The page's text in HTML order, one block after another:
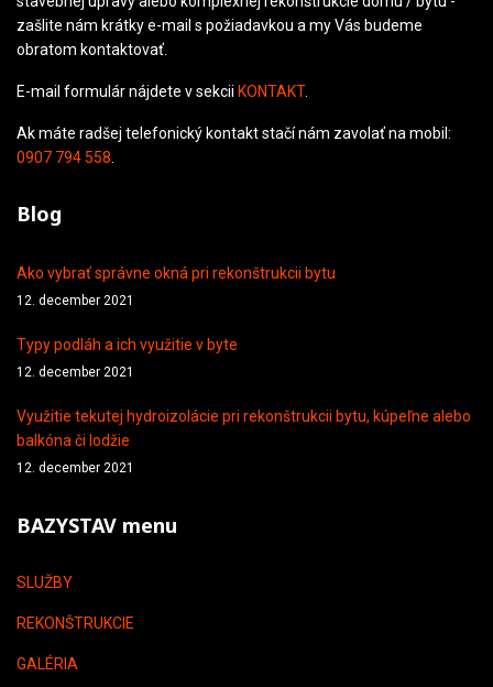
zašlite nám krátky e-mail s požiadavkou a my Vás budeme
obratom kontaktovať.
E-mail formulár nájdete v sekcii KONTAKT.
Ak máte radšej telefonický kontakt stačí nám zavolať na mobil:
0907 794 558
Blog
Ako vybrať správne okná pri rekonštrukcii bytu
12. december 2021
Typy podláh a ich využitie v byte
12. december 2021
Využitie tekutej hydroizolácie pri rekonštrukcii bytu, kúpeľne alebo
balkóna či lodžie
12. december 2021
BAZYSTAV menu
SLUŽBY
REKONŠTRUKCIE
GALÉRIA